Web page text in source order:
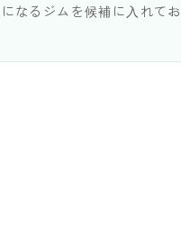
なるジムを候補に入れて